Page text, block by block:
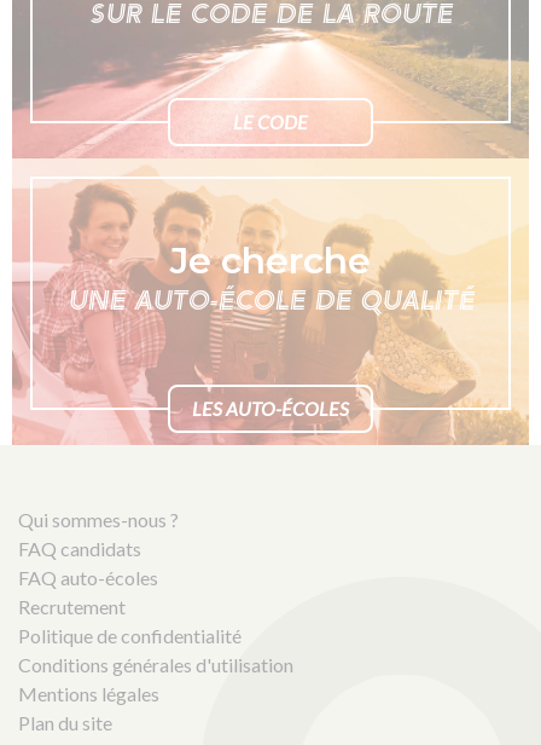
SUR LE CODE DE LA ROUTE
LE CODE
Je cherche
UNE AUTO-ÉCOLE DE QUALITÉ
LES AUTO-ÉCOLES
Qui sommes-nous ?
FAQ candidats
FAQ auto-écoles
Recrutement
Politique de confidentialité
Conditions générales d'utilisation
Mentions légales
Plan du site